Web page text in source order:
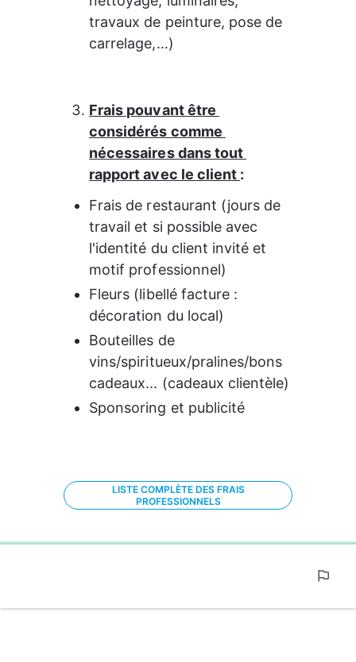
travaux de peinture, pose de
carrelage,…)
Frais pouvant être
considérés comme
nécessaires dans tout
rapport avec le client :
Frais de restaurant (jours de
travail et si possible avec
l'identité du client invité et
motif professionnel)
Fleurs (libellé facture :
décoration du local)
Bouteilles de
vins/spiritueux/pralines/bons
cadeaux... (cadeaux clientèle)
Sponsoring et publicité
LISTE COMPLÈTE DES FRAIS
PROFESSIONNELS
0%